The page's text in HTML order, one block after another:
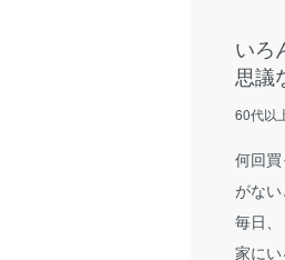
いろ
思議
60代以
何回
がない
毎日、
家に